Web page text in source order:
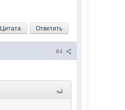
Ответить
Цитата
#4